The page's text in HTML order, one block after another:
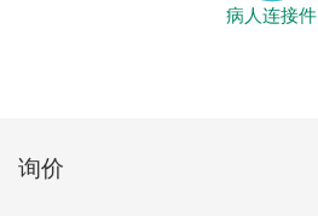
病人连接件
询价